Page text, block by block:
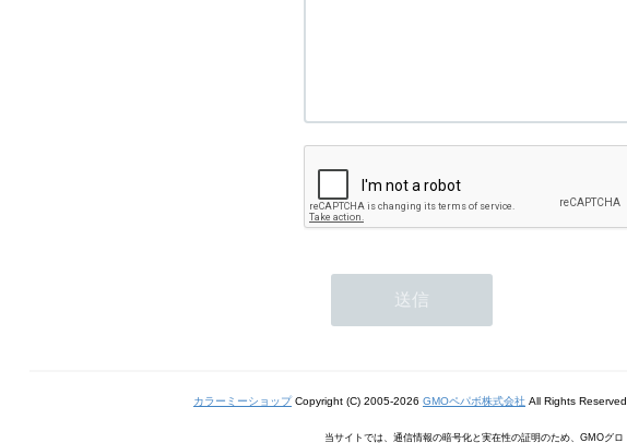
カラーミーショップCopyright (C) 2005-2026 GMOペパボ株式会社 All Rights Reserved.
当サイトでは、通信情報の暗号化と実在性の証明のため、GMOグロ